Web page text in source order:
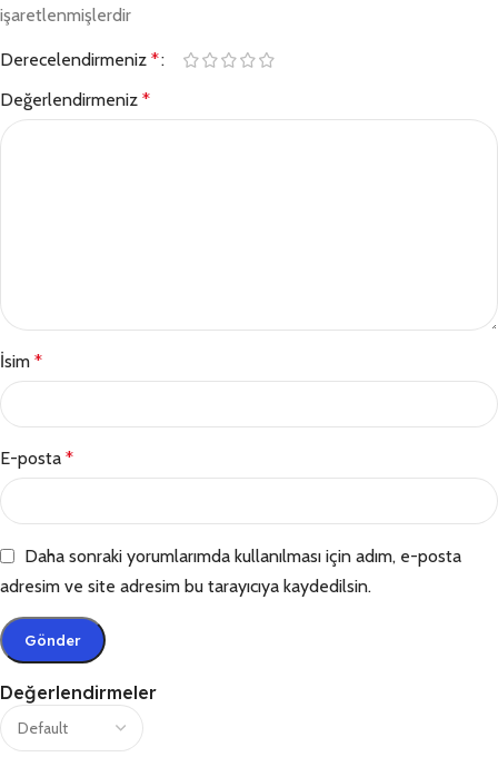
Değerlendirmeler
işaretlenmişlerdir
Derecelendirmeniz *
Değerlendirmeniz *
İsim *
E-posta *
Daha sonraki yorumlarımda kullanılması için adım, e-posta
adresim ve site adresim bu tarayıcıya kaydedilsin.